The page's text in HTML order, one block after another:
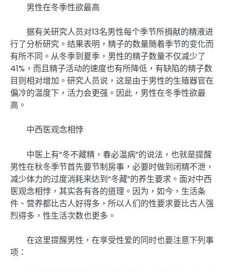
男性在冬季性欲最高
据有关研究人员对13名男性每个季节所捐献的精液进
行了分析研究。结果表明，精子的数量随着季节的变化而
有所不同。从冬季到夏季，男性的精子数量不仅减少了
41%，而且精子活动的速度也有所降低，有缺陷的精子数
目则相对增加。研究人员说，这是由于男性的生殖器官在
偏冷的温度下，活力会更强。因此，男性在冬季性欲最
高。
中西医观念相悖
中医上有“冬不藏精，春必温病”的说法，也就是提醒
男性在秋冬季节首先要节制房事，必要时做到闭精不泄，
减少体力的过度消耗来达到“冬藏”的养生要求。面对中西
医观念相悖，其实各有各的道理。因为，如今，生活条
件、营养都比古人好得多，所以人们的性要求要比古人强
烈得多，性生活次数也更多。
在这里提醒男性，在享受性爱的同时也要注意下列事
项：